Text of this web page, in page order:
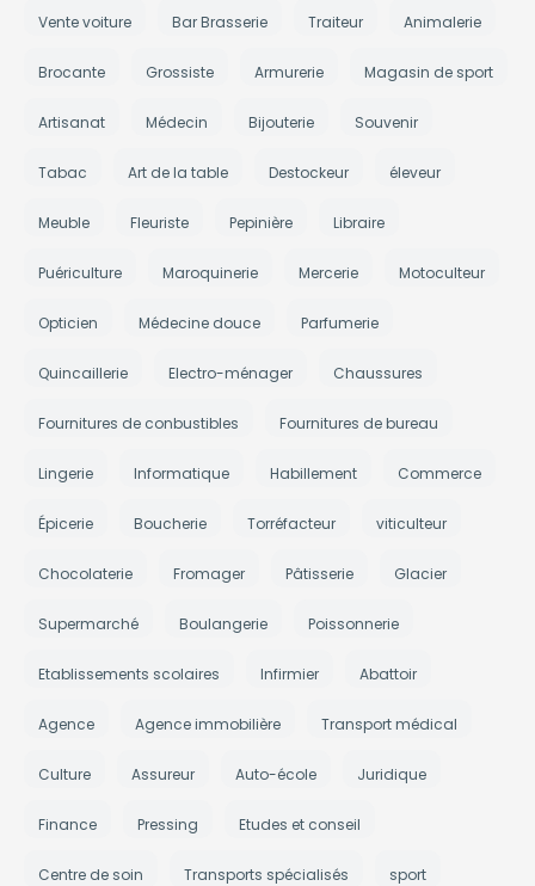
Vente voiture Bar Brasserie Traiteur Animalerie
Brocante Grossiste Armurerie Magasin de sport
Artisanat Médecin Bijouterie Souvenir
Tabac Art de la table Destockeur éleveur
Meuble Fleuriste Pepinière Libraire
Puériculture Maroquinerie Mercerie Motoculteur
Opticien Médecine douce Parfumerie
Quincaillerie Electro-ménager Chaussures
Fournitures de conbustibles Fournitures de bureau
Lingerie Informatique Habillement Commerce
Épicerie Boucherie Torréfacteur viticulteur
Chocolaterie Fromager Pâtisserie Glacier
Supermarché Boulangerie Poissonnerie
Etablissements scolaires Infirmier Abattoir
Agence Agence immobilière Transport médical
Culture Assureur Auto-école Juridique
Finance Pressing Etudes et conseil
Centre de soin Transports spécialisés sport